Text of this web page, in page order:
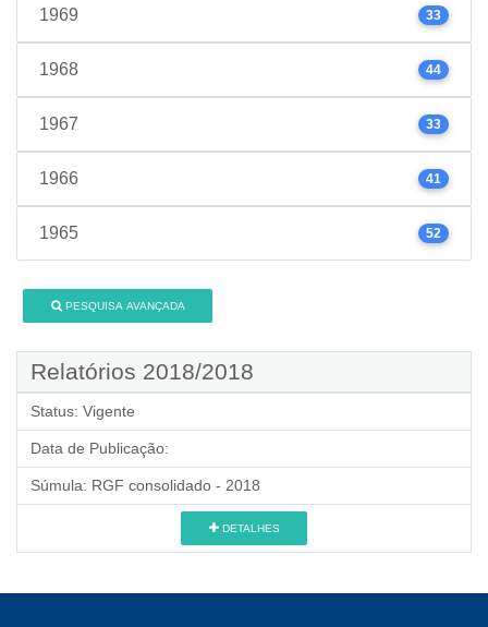
1969 33
1968 44
1967 33
1966 41
1965 52
PESQUISA AVANÇADA
Relatórios 2018/2018
Status: Vigente
Data de Publicação:
Súmula: RGF consolidado - 2018
DETALHES